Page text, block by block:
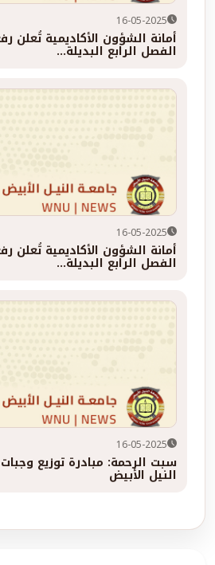
16-05-2025
أمانة الشؤون الأكاديمية تُعلن
الفصل الرابع البديلة...
16-05-2025
أمانة الشؤون الأكاديمية تُعلن
الفصل الرابع البديلة...
16-05-2025
سبت الرحمة: مبادرة توزيع
النيل الأبيض